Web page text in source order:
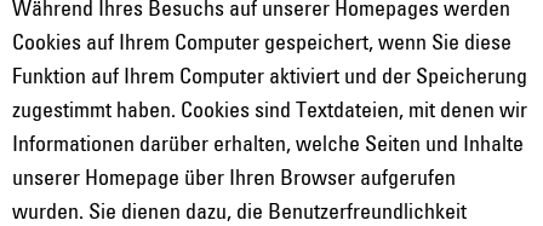
Während Ihres Besuchs auf unserer Homepages werden
Cookies auf Ihrem Computer gespeichert, wenn Sie diese
Funktion auf Ihrem Computer aktiviert und der Speicherung
zugestimmt haben. Cookies sind Textdateien, mit denen wir
Informationen darüber erhalten, welche Seiten und Inhalte
unserer Homepage über Ihren Browser aufgerufen
wurden. Sie dienen dazu, die Benutzerfreundlichkeit